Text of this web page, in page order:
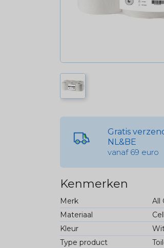
Gratis
NL&BE
vanaf 69 euro
Kenmerken
Merk
All
Materiaal
Kleur
Type product